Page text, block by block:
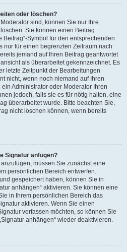
oder löschen?
sind, können Sie nur Ihre
Sie können einen Beitrag
Beitrag“-Symbol für den entsprechenden
nur für einen begrenzten Zeitraum nach
jemand auf Ihren Beitrag geantwortet
als überarbeitet gekennzeichnet. Es
letzte Zeitpunkt der Bearbeitungen
nicht, wenn noch niemand auf Ihren
Administrator oder Moderator Ihren
jedoch, falls sie es für nötig halten, eine
überarbeitet wurde. Bitte beachten Sie,
nicht löschen können, wenn bereits
Signatur anfügen?
müssen Sie zunächst eine
persönlichen Bereich entwerfen.
gespeichert haben, können Sie in
anhängen“ aktivieren. Sie können eine
in Ihrem persönlichen Bereich das
aktivieren. Wenn Sie einen
verfassen möchten, so können Sie
anhängen“ wieder deaktivieren.